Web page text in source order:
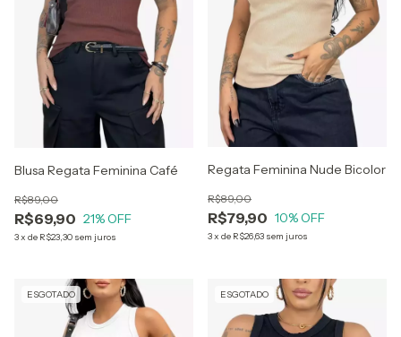
Blusa Regata Feminina Café
R$69,90
R$89,00
21% OFF
3x de R$23,30 sem juros
Regata Feminina Nude Bicolor
R$79,90
R$89,00
10% OFF
3x de R$26,63 sem juros
ESGOTADO ESGOTADO